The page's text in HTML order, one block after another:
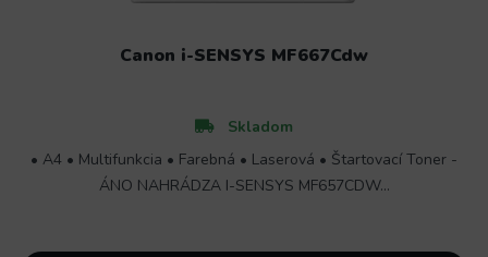
Canon i-SENSYS MF667Cdw
Skladom
• A4 • Multifunkcia • Farebná • Laserová • Štartovací Toner -
ÁNO NAHRÁDZA I-SENSYS MF657CDW...